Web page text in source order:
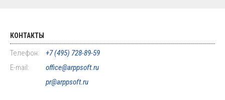
КОНТАКТЫ
Телефон:
+7 (495) 728-89-59
E-mail:
office@arppsoft.ru
pr@arppsoft.ru